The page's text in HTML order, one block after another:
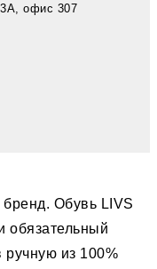
офис 307
Обувь LIVS
обязательный
ручную из 100%